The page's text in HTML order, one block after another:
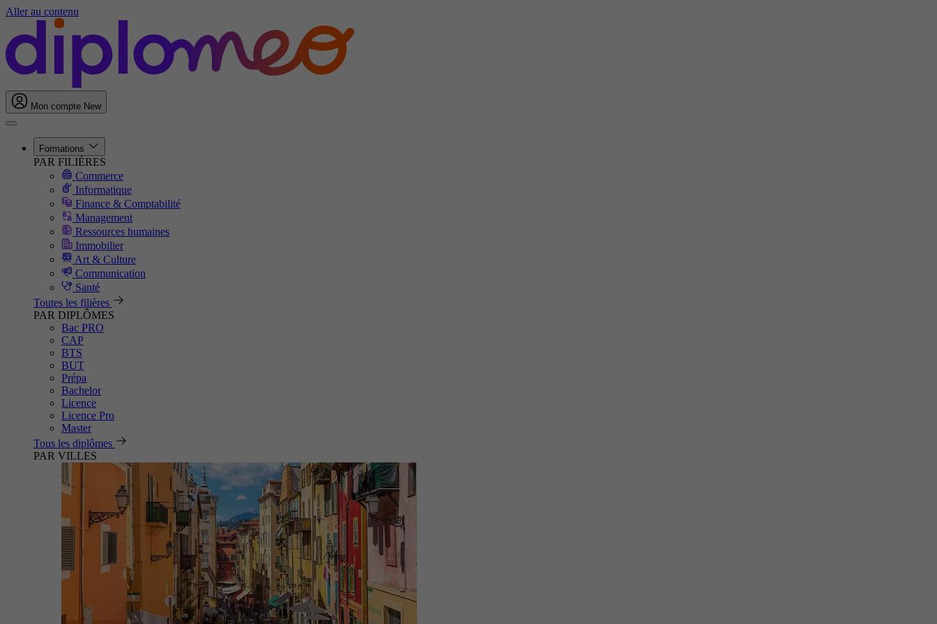
Aller au contenu
Mon compte New
Formations
PAR FILIÈRES
Commerce
Informatique
Finance & Comptabilité
Management
Ressources humaines
Immobilier
Art & Culture
Communication
Santé
Toutes les filières
PAR DIPLÔMES
Bac PRO
CAP
BTS
BUT
Prépa
Bachelor
Licence
Licence Pro
Master
Tous les diplômes
PAR VILLES